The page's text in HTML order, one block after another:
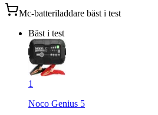
Mc-batteriladdare bäst i test
Bäst i test
1
Noco Genius 5